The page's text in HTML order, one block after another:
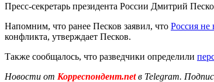
Пресс-секретарь президента России Дмитрий
Напомним, что ранее Песков заявил, что Россия не
конфликта, утверждает Песков.
Также сообщалось, что разведчики определили
Новости от Корреспондент.netв Telegram.